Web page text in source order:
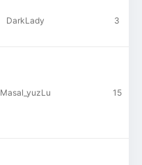
DarkLady 3
Masal_yuzLu 15